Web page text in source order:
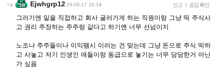
Ejwhgrp12 26-05-17 10:19 신고 | 공감 확인
그러기엔 일을 직접하고 회사 굴러가게 하는 직원이랑 그냥 띡 주식사
고 권리 주장하는 주주랑 같다고 하기엔 너무 선넘이지
노조나 주주들이나 이익땜시 이러는 건 맞는데 그냥 돈으로 주식 띡하
고 사놓고 저기 인생인 애들이랑 동급으로 놓기는 너무 당당한거 아닌
가 싶음